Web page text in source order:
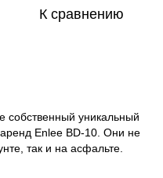
К сравнению
собственный уникальный
Enlee BD-10. Они не
так и на асфальте.